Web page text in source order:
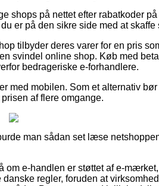
shops på nettet efter rabatkoder
er på den sikre side med at skaffe
tilbyder deres varer for en pris
svindel online shop. Køb med
bedrageriske e-forhandlere.
med mobilen. Som et alternativ
af flere omgange.
man sådan set læse
e-handlen er støttet af e-
regler, foruden at